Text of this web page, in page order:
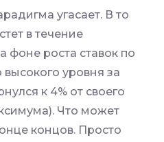
угасает. В то
в течение
фоне роста ставок по
уровня за
к 4% от своего
Что может
концов. Просто